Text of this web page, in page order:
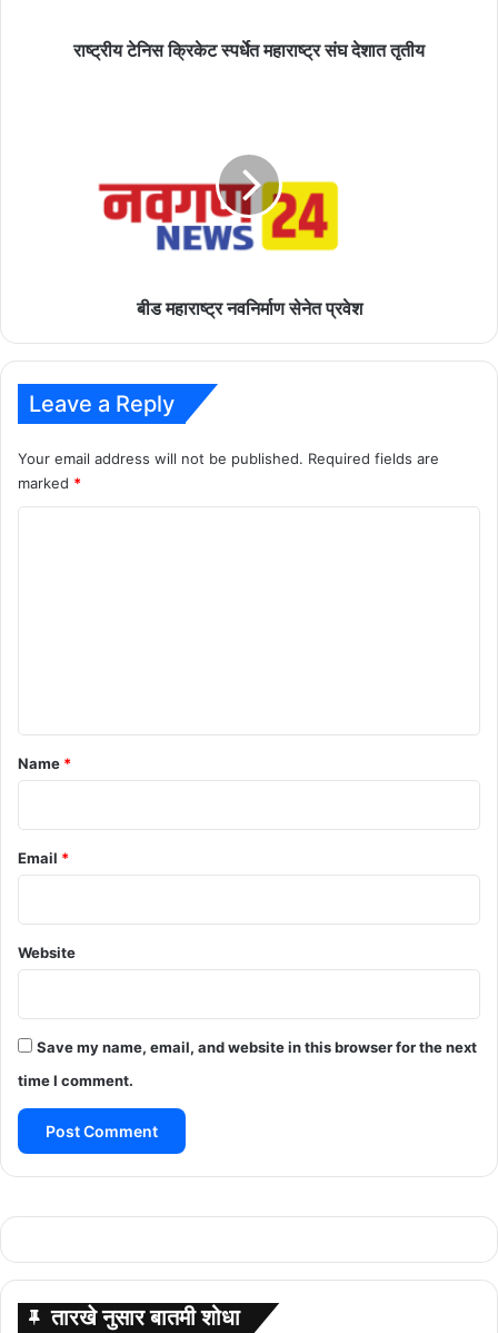
राष्ट्रीय टेनिस क्रिकेट स्पर्धेत महाराष्ट्र संघ देशात तृतीय
बीड महाराष्ट्र नवनिर्माण सेनेत प्रवेश
Leave a Reply
Your email address will not be published. Required fields are
marked *
*
Name *
Email *
Website
Save my name, email, and website in this browser for the next
time I comment.
तारखे नुसार बातमी शोधा